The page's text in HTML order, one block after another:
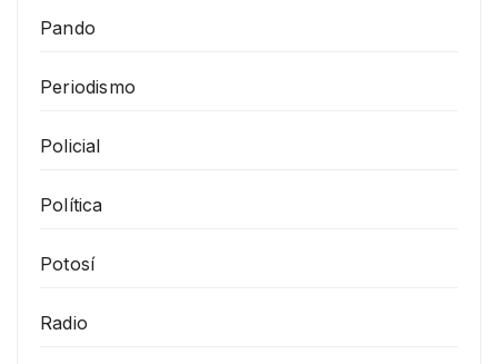
Pando
Periodismo
Policial
Política
Potosí
Radio